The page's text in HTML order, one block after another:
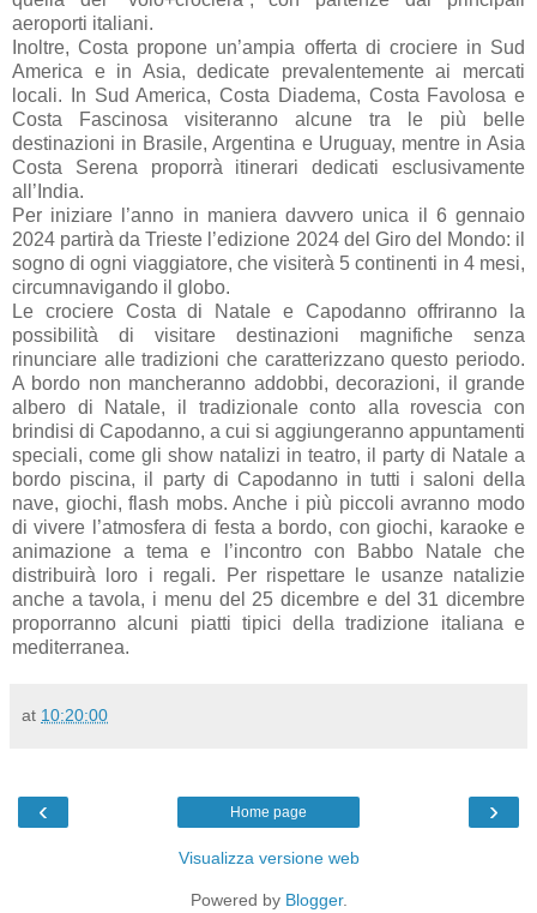
aeroporti italiani.
Inoltre, Costa propone un’ampia offerta di crociere in Sud
America e in Asia, dedicate prevalentemente ai mercati
locali. In Sud America, Costa Diadema, Costa Favolosa e
Costa Fascinosa visiteranno alcune tra le più belle
destinazioni in Brasile, Argentina e Uruguay, mentre in Asia
Costa Serena proporrà itinerari dedicati esclusivamente
all’India.
Per iniziare l’anno in maniera davvero unica il 6 gennaio
2024 partirà da Trieste l’edizione 2024 del Giro del Mondo: il
sogno di ogni viaggiatore, che visiterà 5 continenti in 4 mesi,
circumnavigando il globo.
Le crociere Costa di Natale e Capodanno offriranno la
possibilità di visitare destinazioni magnifiche senza
rinunciare alle tradizioni che caratterizzano questo periodo.
A bordo non mancheranno addobbi, decorazioni, il grande
albero di Natale, il tradizionale conto alla rovescia con
brindisi di Capodanno, a cui si aggiungeranno appuntamenti
speciali, come gli show natalizi in teatro, il party di Natale a
bordo piscina, il party di Capodanno in tutti i saloni della
nave, giochi, flash mobs. Anche i più piccoli avranno modo
di vivere l’atmosfera di festa a bordo, con giochi, karaoke e
animazione a tema e l’incontro con Babbo Natale che
distribuirà loro i regali. Per rispettare le usanze natalizie
anche a tavola, i menu del 25 dicembre e del 31 dicembre
proporranno alcuni piatti tipici della tradizione italiana e
mediterranea.
at 10:20:00
‹ ›
Home page
Visualizza versione web
Powered by Blogger.